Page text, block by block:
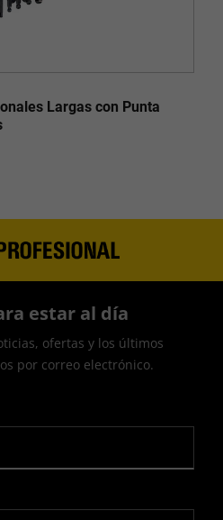
Largas con Punta
estar al día
ofertas y los últimos
por correo electrónico.